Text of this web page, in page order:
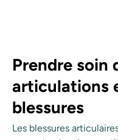
Prendre soin
articulations
blessures
Les blessures